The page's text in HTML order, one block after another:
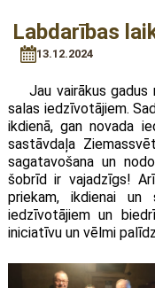
Labdarības
13.12.2024
Jau vairākus
salas iedzīvotājiem.
ikdienā, gan novada
sastāvdaļa
sagatavošana un
šobrīd ir vajadzīgs!
priekam, ikdienai un
iedzīvotājiem un
iniciatīvu un vēlmi